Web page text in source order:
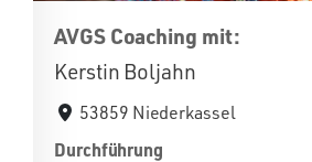
AVGS Coaching mit:
Kerstin Boljahn
53859 Niederkassel
Durchführung